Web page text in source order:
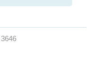
3646